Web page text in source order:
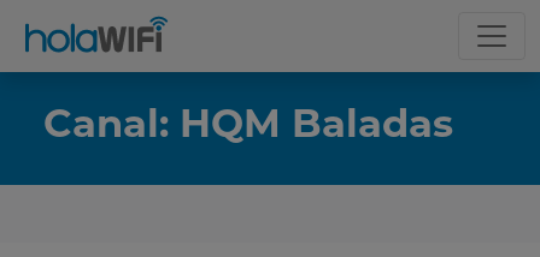
Canal: HQM Baladas